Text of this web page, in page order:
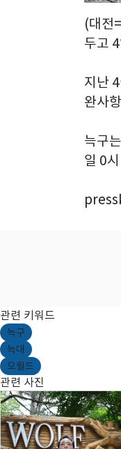
(대전
두고
지난
완사
늑구
일 0
관련 키워드
늑구
늑대
오월드
관련 사진